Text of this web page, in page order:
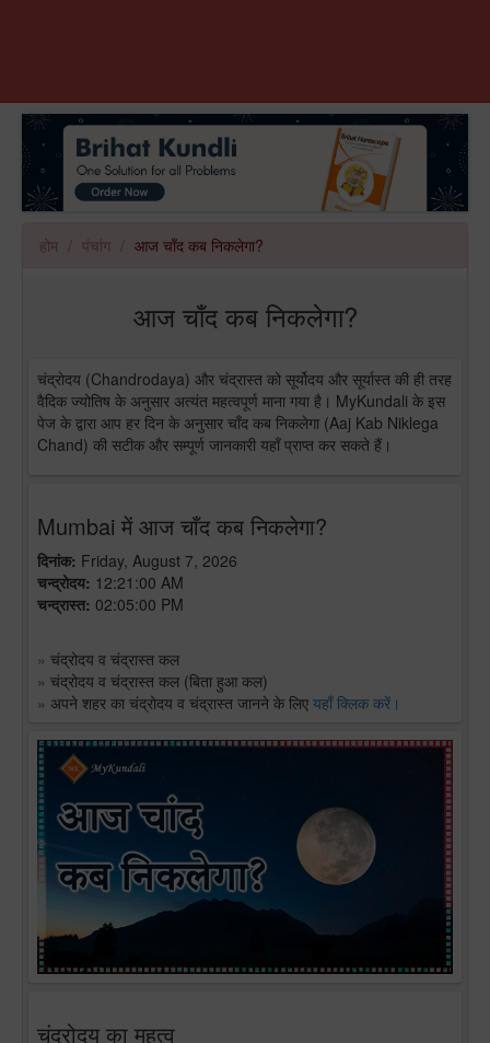
होम पंचांग आज चाँद कब निकलेगा?
आज चाँद कब निकलेगा?
चंद्रोदय (Chandrodaya) और चंद्रास्त को सूर्योदय और सूर्यास्त की ही तरह
वैदिक ज्योतिष के अनुसार अत्यंत महत्वपूर्ण माना गया है। MyKundali के इस
पेज के द्वारा आप हर दिन के अनुसार चाँद कब निकलेगा (Aaj Kab Niklega
Chand) की सटीक और सम्पूर्ण जानकारी यहाँ प्राप्त कर सकते हैं।
Mumbai में आज चाँद कब निकलेगा?
दिनांक: Friday, August 7, 2026
चन्द्रोदय: 12:21:00 AM
चन्द्रास्त: 02:05:00 PM
» चंद्रोदय व चंद्रास्त कल
» चंद्रोदय व चंद्रास्त कल (बिता हुआ कल)
» अपने शहर का चंद्रोदय व चंद्रास्त जानने के लिए यहाँ क्लिक करें।
चंद्रोदय का महत्व